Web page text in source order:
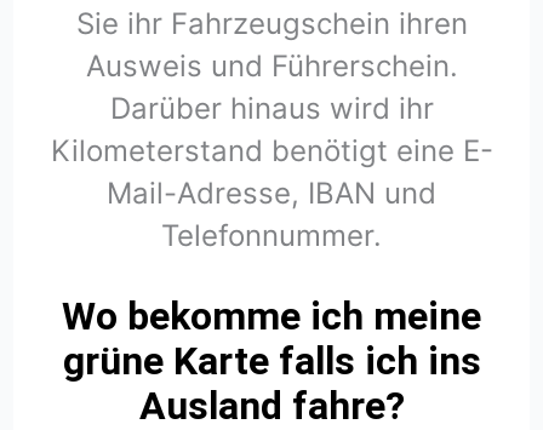
Sie ihr Fahrzeugschein ihren
Ausweis und Führerschein.
Darüber hinaus wird ihr
Kilometerstand benötigt eine E-
Mail-Adresse, IBAN und
Telefonnummer.
Wo bekomme ich meine
grüne Karte falls ich ins
Ausland fahre?